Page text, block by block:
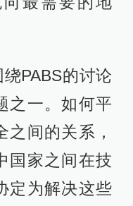
PABS的讨论
之一。如何平
间的关系，
国家之间在技
定为解决这些